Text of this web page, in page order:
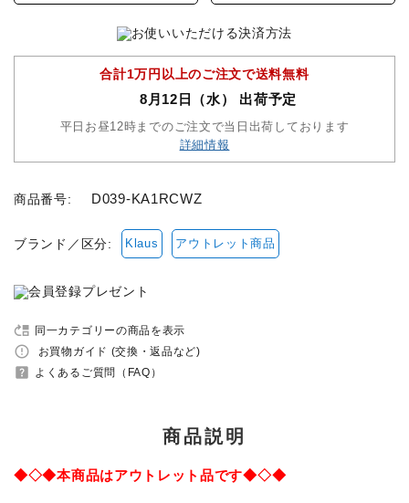
収納バッグ
馬グッズ・アクセサリー
本・雑誌
INFORMATIOM
よくあるご質問（FAQ）
交換・返品について
合計1万円以上のご注文で送料無料
8月12日（水） 出荷予定
平日お昼12時までのご注文で当日出荷しております
詳細情報
商品番号: D039-KA1RCWZ
ブランド／区分: Klaus アウトレット商品
move_up 同一カテゴリーの商品を表示
error_outline お買物ガイド (交換・返品など)
help_center よくあるご質問（FAQ）
商品説明
◆◇◆本商品はアウトレット品です◆◇◆